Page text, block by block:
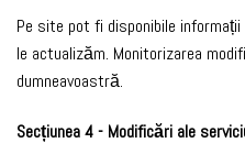
Pe site pot fi disponibile
le actualizăm. Monitorizarea
dumneavoastră.
Secțiunea 4 - Modificări ale